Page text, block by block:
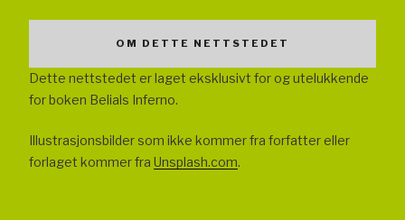
OM DETTE NETTSTEDET
Dette nettstedet er laget eksklusivt for og utelukkende
for boken Belials Inferno.
Illustrasjonsbilder som ikke kommer fra forfatter eller
forlaget kommer fra Unsplash.com.